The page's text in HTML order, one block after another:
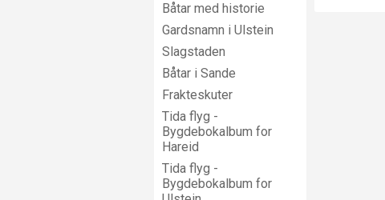
Båtar med historie
Gardsnamn i Ulstein
Slagstaden
Båtar i Sande
Frakteskuter
Tida flyg -
Bygdebokalbum for
Hareid
Tida flyg -
Bygdebokalbum for